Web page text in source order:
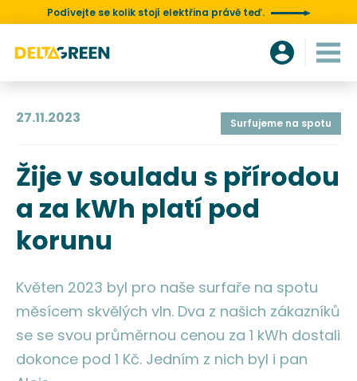
Podívejte se kolik stojí elektřina právě teď.
27.11.2023 Surfujeme na spotu
Žije v souladu s přírodou
a za kWh platí pod
korunu
Květen 2023 byl pro naše surfaře na spotu
měsícem skvělých vln. Dva z našich zákazníků
se se svou průměrnou cenou za 1 kWh dostali
dokonce pod 1 Kč. Jedním z nich byl i pan